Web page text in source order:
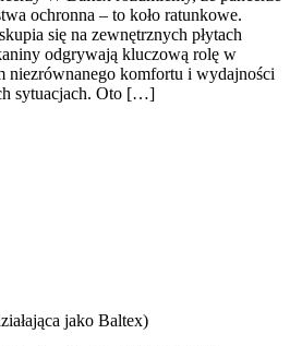
ochronna – to koło ratunkowe.
się na zewnętrznych płytach
odgrywają kluczową rolę w
niezrównanego komfortu i wydajności
sytuacjach. Oto […]
jako Baltex)